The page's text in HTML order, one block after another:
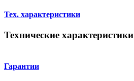
Тех. характеристики
Технические характеристики
Гарантии